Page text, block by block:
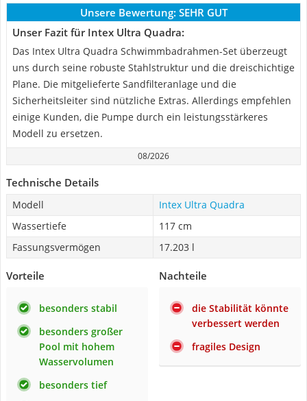
Unsere Bewertung: SEHR GUT
Unser Fazit für Intex Ultra Quadra:
Das Intex Ultra Quadra Schwimmbadrahmen-Set überzeugt
uns durch seine robuste Stahlstruktur und die dreischichtige
Plane. Die mitgelieferte Sandfilteranlage und die
Sicherheitsleiter sind nützliche Extras. Allerdings empfehlen
einige Kunden, die Pumpe durch ein leistungsstärkeres
Modell zu ersetzen.
08/2026
Technische Details
Modell
Intex Ultra Quadra
Wassertiefe
117 cm
Fassungsvermögen
17.203 l
Vorteile
besonders stabil
besonders großer
Pool mit hohem
Wasservolumen
besonders tief
Nachteile
die Stabilität könnte
verbessert werden
fragiles Design